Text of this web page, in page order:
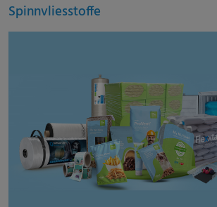
Spinnvliesstoffe